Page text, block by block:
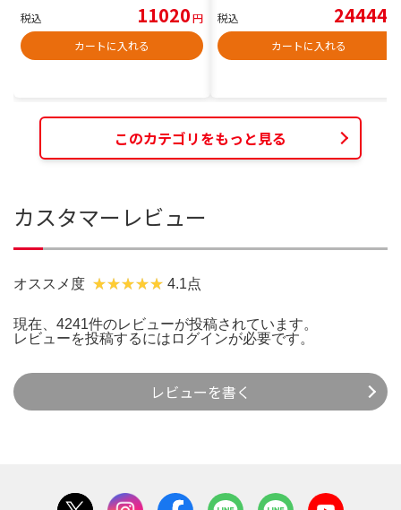
税込 11020円
カートに入れる
税込 24444
カートに入れる
このカテゴリをもっと見る
カスタマーレビュー
オススメ度 4.1点
現在、4241件のレビューが投稿されています。
レビューを投稿するには ログインが必要です。
レビューを書く